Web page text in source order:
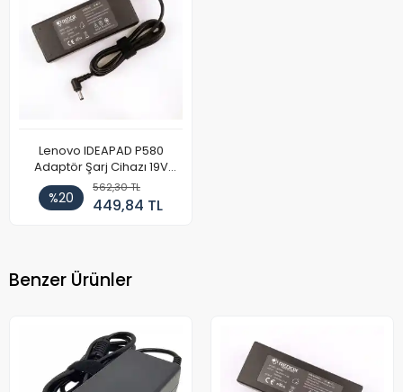
Lenovo IDEAPAD P580
Adaptör Şarj Cihazı 19V
4.74A
%20
562,30 TL
449,84 TL
Benzer Ürünler